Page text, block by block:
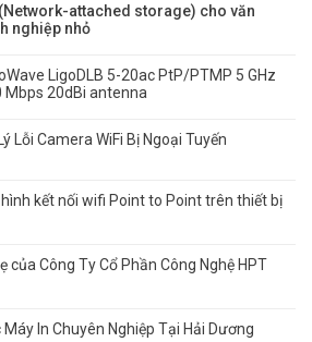
attached storage) cho văn
nghiệp nhỏ
LigoDLB 5-20ac PtP/PTMP 5 GHz
Mbps 20dBi antenna
Lỗi Camera WiFi Bị Ngoại Tuyến
kết nối wifi Point to Point trên thiết bị
của Công Ty Cổ Phần Công Nghệ HPT
In Chuyên Nghiệp Tại Hải Dương